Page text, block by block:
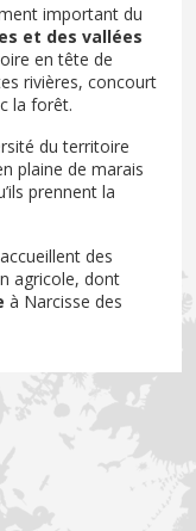
important du
et des vallées
en tête de
rivières, concourt
la forêt.
du territoire
plaine de marais
prennent la
des
agricole, dont
à Narcisse des